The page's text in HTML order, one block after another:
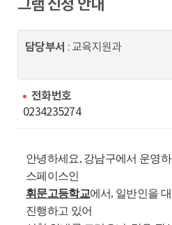
동
그램 신청 안내
담당부서 : 교육지원과
전화번호
0234235274
안녕하세요, 강남구에서 운영
스페이스인
휘문고등학교에서, 일반인을
진행하고 있어